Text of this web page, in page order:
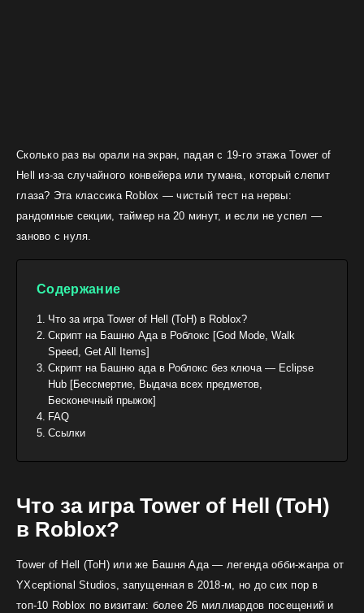
Сколько раз вы орали на экран, падая с 19-го этажа Tower of
Hell из-за случайного конвейера или тумана, который слепит
глаза? Эта классика Roblox — чистый тест на нервы:
рандомные секции, таймер на 20 минут, и если не успел —
заново с нуля.
Содержание
Что за игра Tower of Hell (ToH) в Roblox?
Скрипт на Башню Ада в Роблокс [God Mode, Walk
Speed, Get All Items]
Скрипт на Башню ада в Роблокс без ключа — Eclipse
Hub [Бессмертие, Выдача всех предметов,
Бесконечный прыжок]
FAQ
Ссылки
Что за игра Tower of Hell (ToH)
в Roblox?
Tower of Hell (ToH) или же Башня Ада — легенда обби-жанра от
YXceptional Studios, запущенная в 2018-м, но до сих пор в
топ-10 Roblox по визитам: более 26 миллиардов посещений и